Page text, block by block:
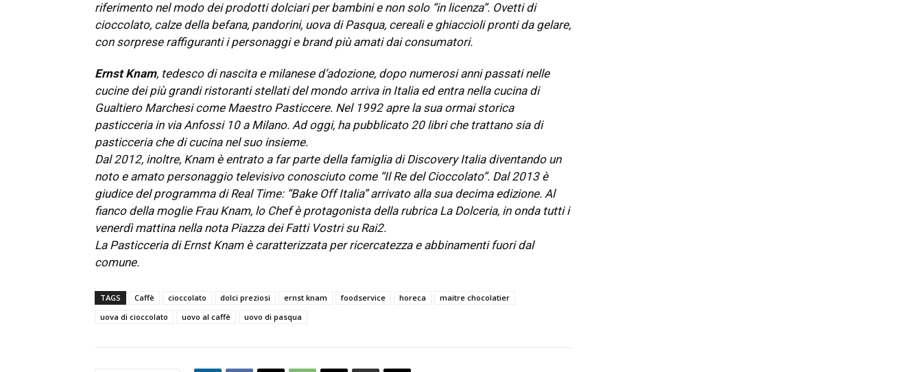
riferimento nel modo dei prodotti dolciari per bambini e non solo “in licenza”. Ovetti di
cioccolato, calze della befana, pandorini, uova di Pasqua, cereali e ghiaccioli pronti da gelare,
con sorprese raffiguranti i personaggi e brand più amati dai consumatori.
Ernst Knam, tedesco di nascita e milanese d’adozione, dopo numerosi anni passati nelle
cucine dei più grandi ristoranti stellati del mondo arriva in Italia ed entra nella cucina di
Gualtiero Marchesi come Maestro Pasticcere. Nel 1992 apre la sua ormai storica
pasticceria in via Anfossi 10 a Milano. Ad oggi, ha pubblicato 20 libri che trattano sia di
pasticceria che di cucina nel suo insieme.
Dal 2012, inoltre, Knam è entrato a far parte della famiglia di Discovery Italia diventando un
noto e amato personaggio televisivo conosciuto come “Il Re del Cioccolato”. Dal 2013 è
giudice del programma di Real Time: “Bake Off Italia” arrivato alla sua decima edizione. Al
fianco della moglie Frau Knam, lo Chef è protagonista della rubrica La Dolceria, in onda tutti i
venerdì mattina nella nota Piazza dei Fatti Vostri su Rai2.
La Pasticceria di Ernst Knam è caratterizzata per ricercatezza e abbinamenti fuori dal
comune.
TAGS Caffè cioccolato dolci preziosi ernst knam foodservice horeca
maitre chocolatier
uova di cioccolato
uovo al caffè uovo di pasqua